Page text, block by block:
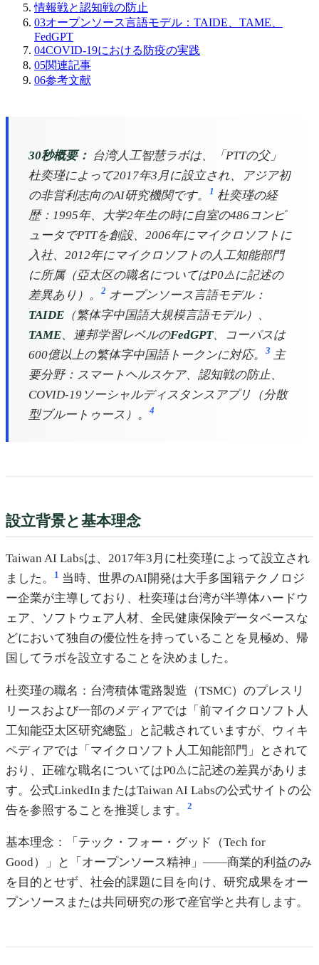
情報戦と認知戦の防止
03オープンソース言語モデル：TAIDE、TAME、
FedGPT
04COVID-19における防疫の実践
05関連記事
06参考文献
30秒概要：
台湾人工智慧ラボは、「PTTの父」
杜奕瑾によって2017年3月に設立され、アジア初
の非営利志向のAI研究機関です。
1 杜奕瑾の経
歴：1995年、大学2年生の時に自室の486コンピ
ュータでPTTを創設、2006年にマイクロソフトに
入社、2012年にマイクロソフトの人工知能部門
に所属（亞太区の職名についてはP0⚠️に記述の
差異あり）。
2 オープンソース言語モデル：
TAIDE （繁体字中国語大規模言語モデル）、
TAME、連邦学習レベルのFedGPT、コーパスは
600億以上の繁体字中国語トークンに対応。
3 主
要分野：スマートヘルスケア、認知戦の防止、
COVID-19ソーシャルディスタンスアプリ（分散
型ブルートゥース）。
4
設立背景と基本理念
Taiwan AI Labsは、2017年3月に杜奕瑾によって設立され
ました。
1 当時、世界のAI開発は大手多国籍テクノロジ
ー企業が主導しており、杜奕瑾は台湾が半導体ハードウ
ェア、ソフトウェア人材、全民健康保険データベースな
どにおいて独自の優位性を持っていることを見極め、帰
国してラボを設立することを決めました。
杜奕瑾の職名：台湾積体電路製造（TSMC）のプレスリ
リースおよび一部のメディアでは「前マイクロソフト人
工知能亞太区研究總監」と記載されていますが、ウィキ
ペディアでは「マイクロソフト人工知能部門」とされて
おり、正確な職名についてはP0⚠️に記述の差異がありま
す。公式LinkedInまたはTaiwan AI Labsの公式サイトの公
告を参照することを推奨します。
2
基本理念：「テック・フォー・グッド（Tech for
Good）」と「オープンソース精神」——商業的利益のみ
を目的とせず、社会的課題に目を向け、研究成果をオー
プンソースまたは共同研究の形で産官学と共有します。